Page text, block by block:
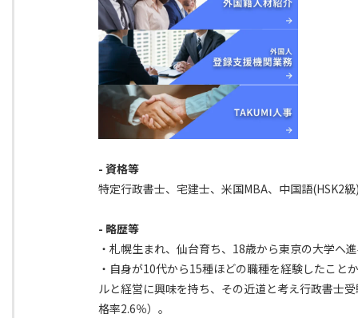
- 資格等
特定行政書士、宅建士、米国MBA、中国語(HSK2
- 略歴等
・札幌生まれ、仙台育ち、18歳から東京の大学へ
・自身が10代から15種ほどの職種を経験したこと
ルと経営に興味を持ち、その近道と考え行政書士
格率2.6％）。